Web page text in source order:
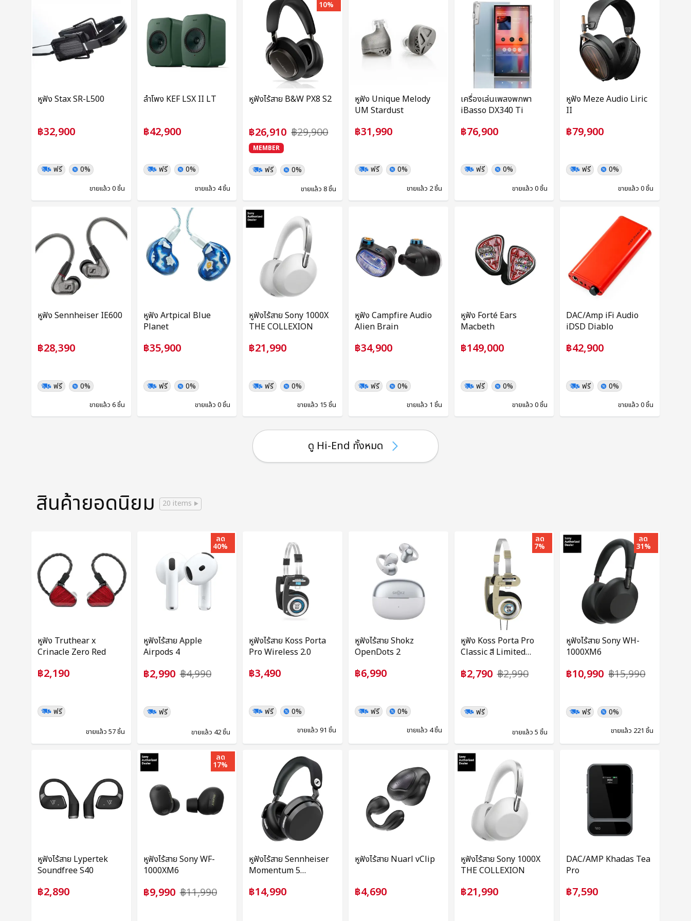
หูฟัง Stax SR-L500
฿32,900
ฟรี 0%
ขายแล้ว 0 ชิ้น
ลำโพง KEF LSX II LT
฿42,900
ฟรี 0%
ขายแล้ว 4 ชิ้น
10%
หูฟังไร้สาย B&W PX8 S2
฿26,910 ฿29,900
MEMBER
ฟรี 0%
ขายแล้ว 8 ชิ้น
หูฟัง Unique Melody
UM Stardust
฿31,990
ฟรี 0%
ขายแล้ว 2 ชิ้น
เครื่องเล่นเพลงพกพา
iBasso DX340 Ti
฿76,900
ฟรี 0%
ขายแล้ว 0 ชิ้น
หูฟัง Meze Audio Liric
II
฿79,900
ฟรี 0%
ขายแล้ว 0 ชิ้น
หูฟัง Sennheiser IE600
฿28,390
ฟรี 0%
ขายแล้ว 6 ชิ้น
หูฟัง Artpical Blue
Planet
฿35,900
ฟรี 0%
ขายแล้ว 0 ชิ้น
หูฟังไร้สาย Sony 1000X
THE COLLEXION
฿21,990
ฟรี 0%
ขายแล้ว 15 ชิ้น
หูฟัง Campfire Audio
Alien Brain
฿34,900
ฟรี 0%
ขายแล้ว 1 ชิ้น
หูฟัง Forté Ears
Macbeth
฿149,000
ฟรี 0%
ขายแล้ว 0 ชิ้น
DAC/Amp iFi Audio
iDSD Diablo
฿42,900
ฟรี 0%
ขายแล้ว 0 ชิ้น
ดู Hi-End ทั้งหมด
สินค้ายอดนิยม 20 items
หูฟัง Truthear x
Crinacle Zero Red
฿2,190
ฟรี
ขายแล้ว 57 ชิ้น
ลด
40%
หูฟังไร้สาย Apple
Airpods 4
฿2,990 ฿4,990
ฟรี
ขายแล้ว 42 ชิ้น
หูฟังไร้สาย Koss Porta
Pro Wireless 2.0
฿3,490
ฟรี 0%
ขายแล้ว 91 ชิ้น
หูฟังไร้สาย Shokz
OpenDots 2
฿6,990
ฟรี 0%
ขายแล้ว 4 ชิ้น
ลด
7%
หูฟัง Koss Porta Pro
Classic สี Limited
฿2,790 ฿2,990
ฟรี
ขายแล้ว 5 ชิ้น
ลด
31%
หูฟังไร้สาย Sony WH-
1000XM6
฿10,990 ฿15,990
ฟรี 0%
ขายแล้ว 221 ชิ้น
หูฟังไร้สาย Lypertek
Soundfree S40
฿2,890
ลด
17%
หูฟังไร้สาย Sony WF-
1000XM6
฿9,990 ฿11,990
หูฟังไร้สาย Sennheiser
Momentum 5
฿14,990
หูฟังไร้สาย Nuarl vClip
฿4,690
หูฟังไร้สาย Sony 1000X
THE COLLEXION
฿21,990
DAC/AMP Khadas Tea
Pro
฿7,590